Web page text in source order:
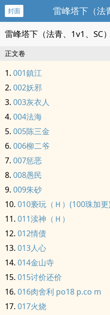
封面 雷峰塔下（法
雷峰塔下（法青、1v1、SC
正文卷
001鎮江
002妖邪
003灰衣人
004法海
005陈三金
006柳二爷
007惩恶
008愚民
009朱砂
010亵玩（Ｈ）(100珠加
011渎神（Ｈ）
012情债
013人心
014金山寺
015讨价还价
016肉舍利 po18 p.co m
017火烧